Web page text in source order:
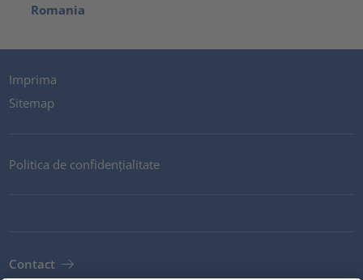
Romania
Imprima
Sitemap
Politica de confidențialitate
Contact